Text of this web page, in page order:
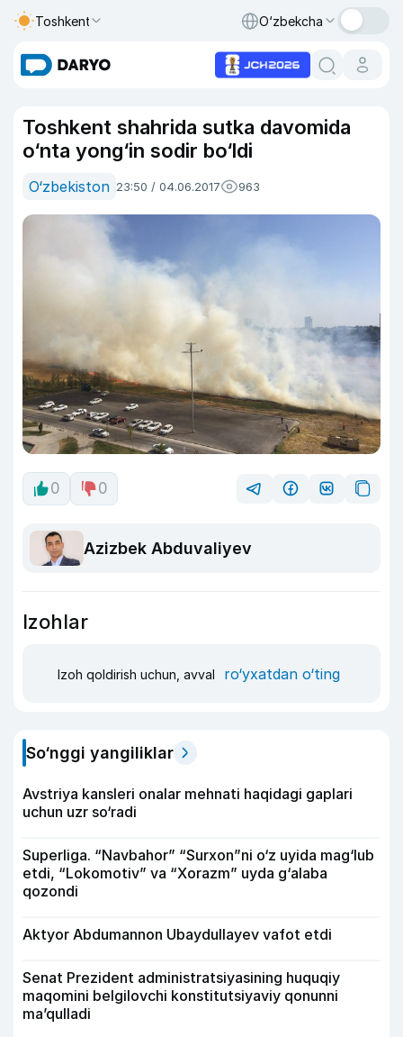
Toshkent O‘zbekcha
Toshkent shahrida sutka davomida
o‘nta yong‘in sodir bo‘ldi
O‘zbekiston 23:50 / 04.06.2017 963
0 0
Azizbek Abduvaliyev
Izohlar
Izoh qoldirish uchun, avval ro‘yxatdan o‘ting
So‘nggi yangiliklar
Avstriya kansleri onalar mehnati haqidagi gaplari
uchun uzr so‘radi
Superliga. “Navbahor” “Surxon”ni o‘z uyida mag‘lub
etdi, “Lokomotiv” va “Xorazm” uyda g‘alaba
qozondi
Aktyor Abdu­mannon Ubaydullayev vafot etdi
Senat Prezident administratsiyasining huquqiy
maqomini belgilovchi konstitutsiyaviy qonunni
ma’qulladi